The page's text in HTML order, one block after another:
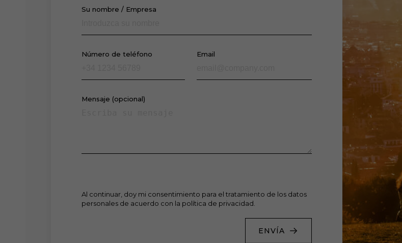
Su nombre / Empresa
Número de teléfono Email
Mensaje (opcional)
Al continuar, doy mi consentimiento para el tratamiento de los datos
personales de acuerdo con la política de privacidad.
ENVÍA